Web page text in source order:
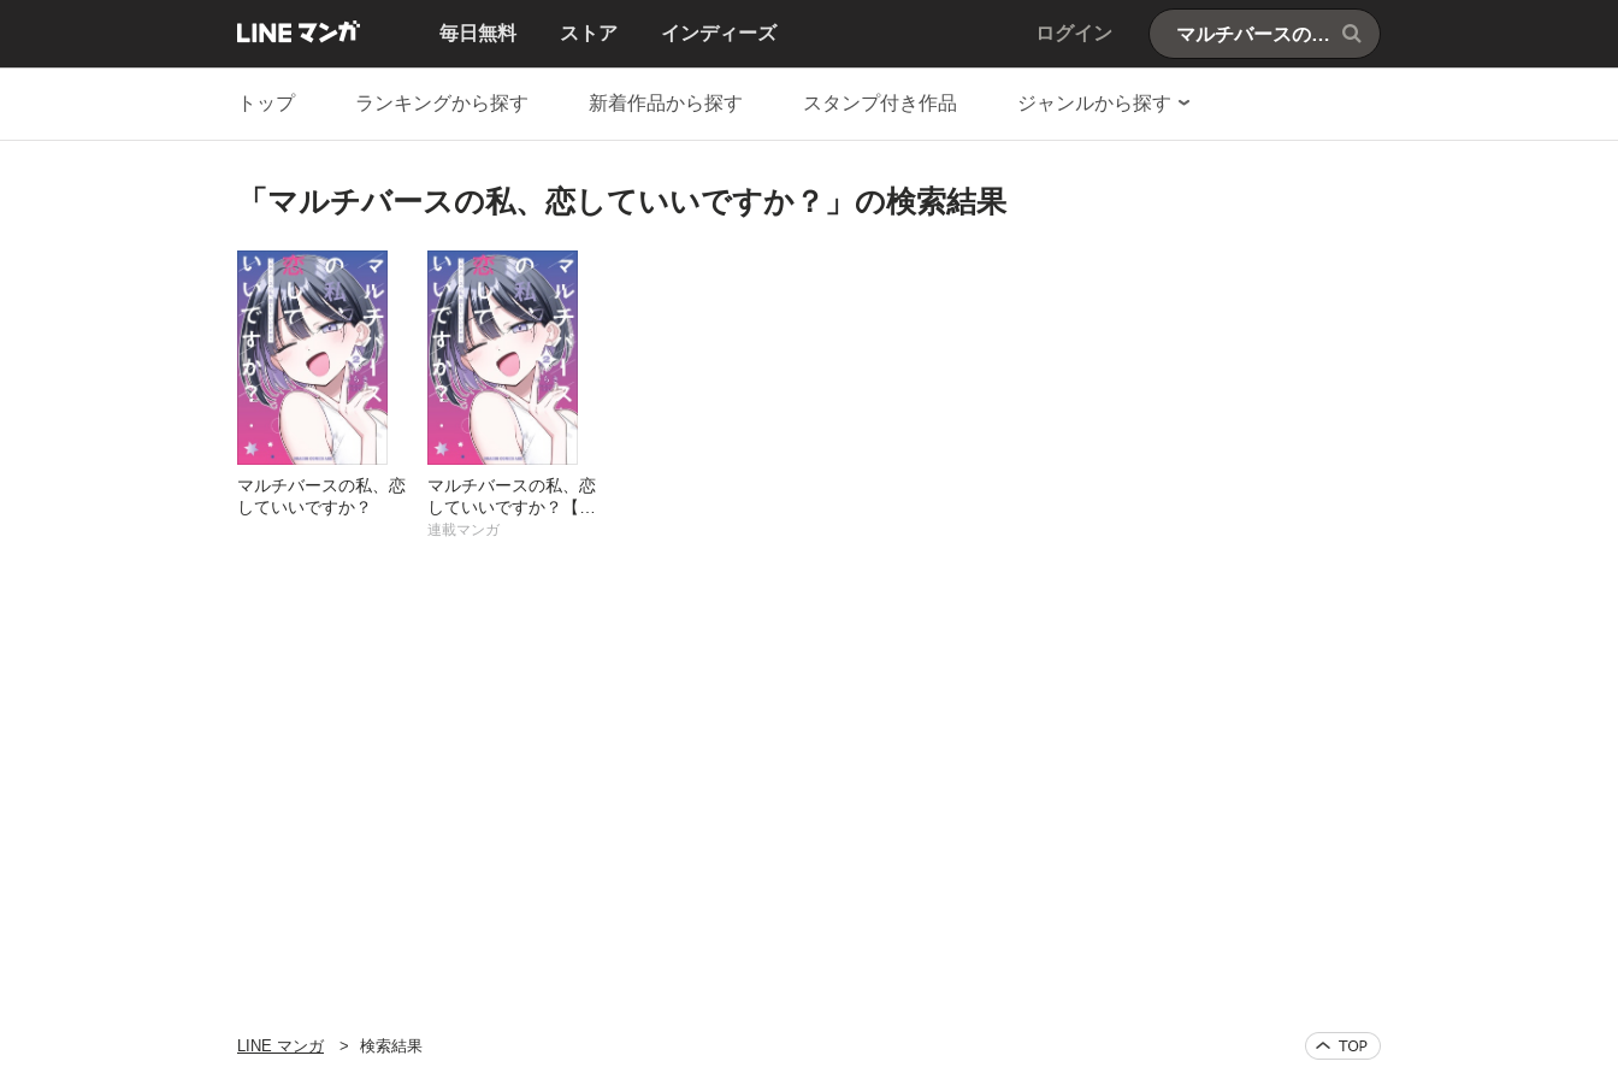
毎日無料 ストア インディーズ ログイン
トップ ランキングから探す 新着作品から探す スタンプ付き作品 ジャンルから探す
「マルチバースの私、恋していいですか？」の検索結果
マルチバースの私、恋
していいですか？
マルチバースの私、恋
していいですか？【分
冊版】
連載マンガ
LINE マンガ 検索結果